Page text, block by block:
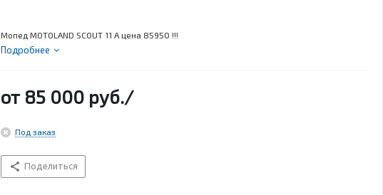
Мопед MOTOLAND SCOUT 11 A цена 85950 !!!
Подробнее
от 85 000 руб./
Под заказ
Поделиться